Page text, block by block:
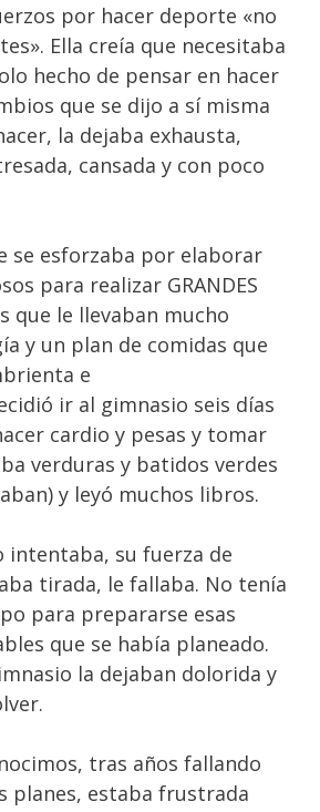
por hacer deporte «no
Ella creía que necesitaba
hecho de pensar en hacer
que se dijo a sí misma
la dejaba exhausta,
cansada y con poco
se esforzaba por elaborar
para realizar GRANDES
que le llevaban mucho
y un plan de comidas que
e
ir al gimnasio seis días
cardio y pesas y tomar
verduras y batidos verdes
y leyó muchos libros.
intentaba, su fuerza de
tirada, le fallaba. No tenía
para prepararse esas
que se había planeado.
la dejaban dolorida y
tras años fallando
planes, estaba frustrada